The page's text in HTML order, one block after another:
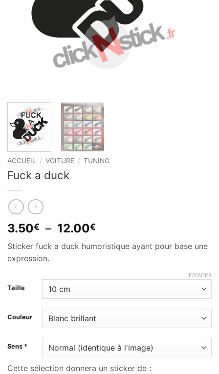
ACCUEIL / VOITURE / TUNING
Fuck a duck
3.50€ – 12.00€Plage
prix :
Sticker fuck a duck humoristique ayant pour base une
expression.
Taille
Couleur
Sens *
EFFACER
Cette sélection donnera un sticker de :